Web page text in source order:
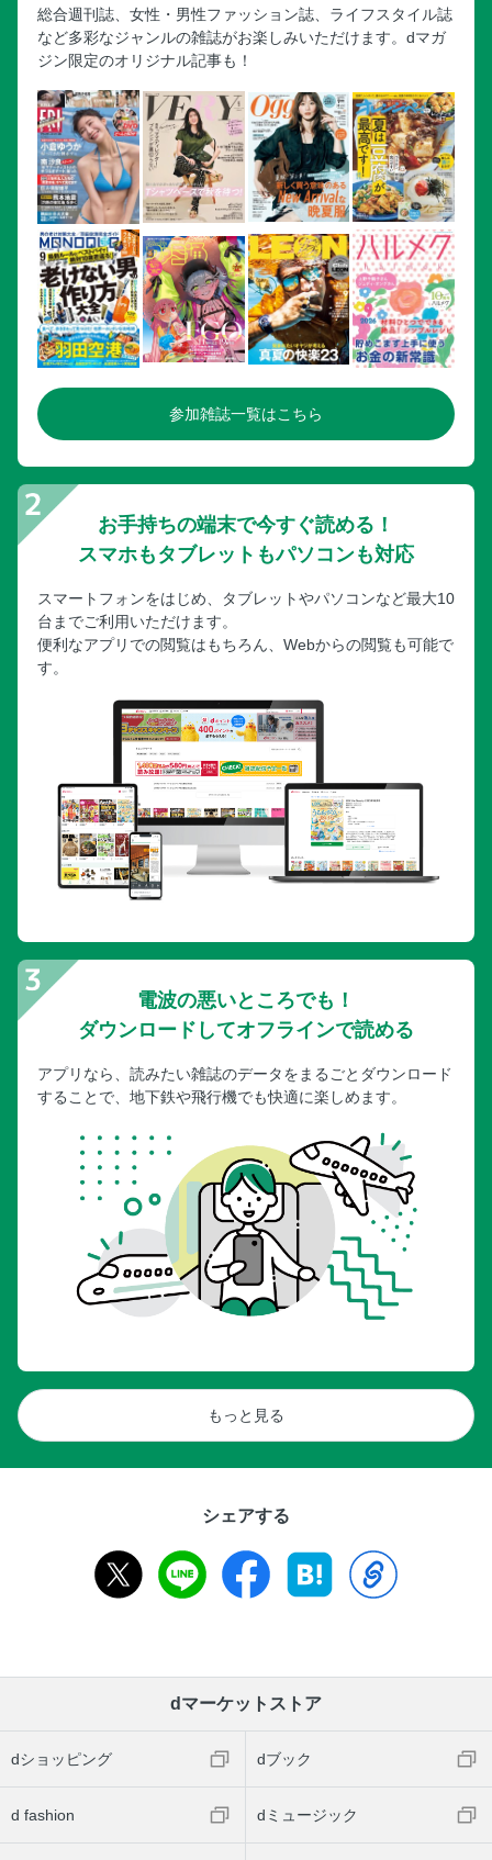
総合週刊誌、女性・男性ファッション誌、ライフスタイル誌
など多彩なジャンルの雑誌がお楽しみいただけます。dマガ
ジン限定のオリジナル記事も！
参加雑誌一覧はこちら
お手持ちの端末で今すぐ読める！
スマホもタブレットもパソコンも対応
スマートフォンをはじめ、タブレットやパソコンなど最大10
台までご利用いただけます。
便利なアプリでの閲覧はもちろん、Webからの閲覧も可能で
す。
電波の悪いところでも！
ダウンロードしてオフラインで読める
アプリなら、読みたい雑誌のデータをまるごとダウンロード
することで、地下鉄や飛行機でも快適に楽しめます。
もっと見る
シェアする
dマーケットストア
dショッピング dブック
d fashion dミュージック